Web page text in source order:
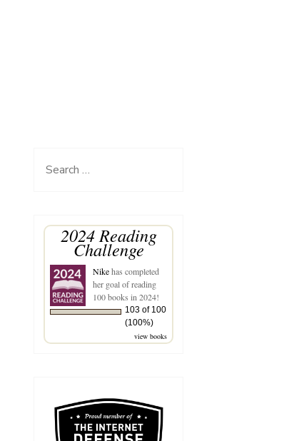
Search
2024 Reading
Challenge
Nikehas completed
her goal of reading
100 books in 2024!
103 of 100
(100%)
view books